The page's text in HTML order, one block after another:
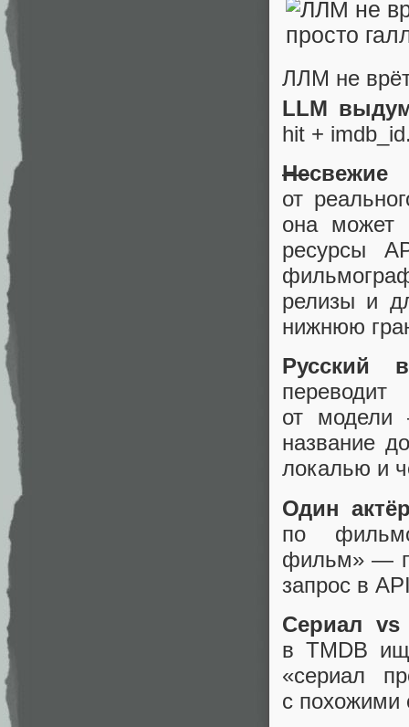
ЛЛМ не
LLM
hit +
Не
от
она может
ресурсы
релизы и
нижнюю
Русский
от модели
название
локалью и
Один
по
фильм» —
запрос в
Сериал
в TMDB
«сериал
с похожими